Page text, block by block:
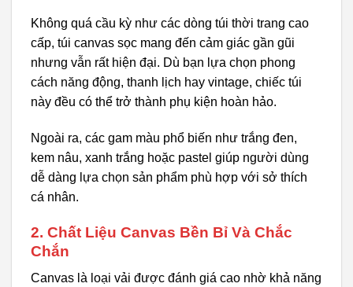
Không quá cầu kỳ như các dòng túi thời trang cao
cấp, túi canvas sọc mang đến cảm giác gần gũi
nhưng vẫn rất hiện đại. Dù bạn lựa chọn phong
cách năng động, thanh lịch hay vintage, chiếc túi
này đều có thể trở thành phụ kiện hoàn hảo.
Ngoài ra, các gam màu phổ biến như trắng đen,
kem nâu, xanh trắng hoặc pastel giúp người dùng
dễ dàng lựa chọn sản phẩm phù hợp với sở thích
cá nhân.
2. Chất Liệu Canvas Bền Bỉ Và Chắc
Chắn
Canvas là loại vải được đánh giá cao nhờ khả năng